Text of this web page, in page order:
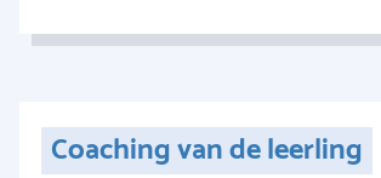
Coaching van de leerling